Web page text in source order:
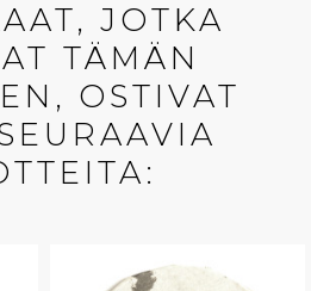
JOTKA
TÄMÄN
OSTIVAT